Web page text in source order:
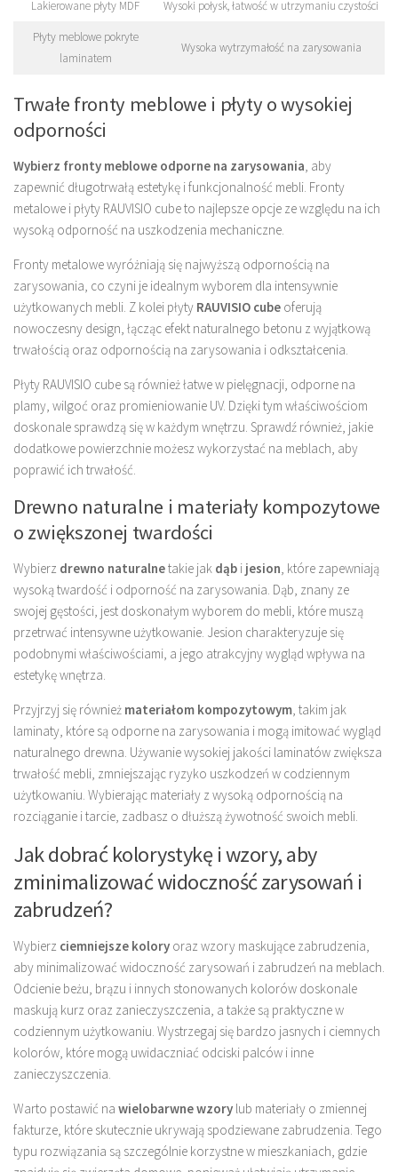
Lakierowane płyty MDF Wysoki połysk, łatwość w utrzymaniu czystości
Płyty meblowe pokryte
laminatem
Wysoka wytrzymałość na zarysowania
Trwałe fronty meblowe i płyty o wysokiej
odporności
Wybierz fronty meblowe odporne na zarysowania, aby
zapewnić długotrwałą estetykę i funkcjonalność mebli. Fronty
metalowe i płyty RAUVISIO cube to najlepsze opcje ze względu na ich
wysoką odporność na uszkodzenia mechaniczne.
Fronty metalowe wyróżniają się najwyższą odpornością na
zarysowania, co czyni je idealnym wyborem dla intensywnie
użytkowanych mebli. Z kolei płyty RAUVISIO cube oferują
nowoczesny design, łącząc efekt naturalnego betonu z wyjątkową
trwałością oraz odpornością na zarysowania i odkształcenia.
Płyty RAUVISIO cube są również łatwe w pielęgnacji, odporne na
plamy, wilgoć oraz promieniowanie UV. Dzięki tym właściwościom
doskonale sprawdzą się w każdym wnętrzu. Sprawdź również, jakie
dodatkowe powierzchnie możesz wykorzystać na meblach, aby
poprawić ich trwałość.
Drewno naturalne i materiały kompozytowe
o zwiększonej twardości
Wybierz drewno naturalnetakie jak dąb i jesion, które zapewniają
wysoką twardość i odporność na zarysowania. Dąb, znany ze
swojej gęstości, jest doskonałym wyborem do mebli, które muszą
przetrwać intensywne użytkowanie. Jesion charakteryzuje się
podobnymi właściwościami, a jego atrakcyjny wygląd wpływa na
estetykę wnętrza.
Przyjrzyj się również materiałom kompozytowym, takim jak
laminaty, które są odporne na zarysowania i mogą imitować wygląd
naturalnego drewna. Używanie wysokiej jakości laminatów zwiększa
trwałość mebli, zmniejszając ryzyko uszkodzeń w codziennym
użytkowaniu. Wybierając materiały z wysoką odpornością na
rozciąganie i tarcie, zadbasz o dłuższą żywotność swoich mebli.
Jak dobrać kolorystykę i wzory, aby
zminimalizować widoczność zarysowań i
zabrudzeń?
Wybierz ciemniejsze kolory oraz wzory maskujące zabrudzenia,
aby minimalizować widoczność zarysowań i zabrudzeń na meblach.
Odcienie beżu, brązu i innych stonowanych kolorów doskonale
maskują kurz oraz zanieczyszczenia, a także są praktyczne w
codziennym użytkowaniu. Wystrzegaj się bardzo jasnych i ciemnych
kolorów, które mogą uwidaczniać odciski palców i inne
zanieczyszczenia.
Warto postawić na wielobarwne wzory lub materiały o zmiennej
fakturze, które skutecznie ukrywają spodziewane zabrudzenia. Tego
typu rozwiązania są szczególnie korzystne w mieszkaniach, gdzie